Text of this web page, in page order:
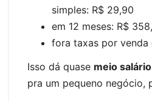
simples: R$ 29,90
em 12 meses: R$
fora taxas por venda
Isso dá quase meio
pra um pequeno negócio,